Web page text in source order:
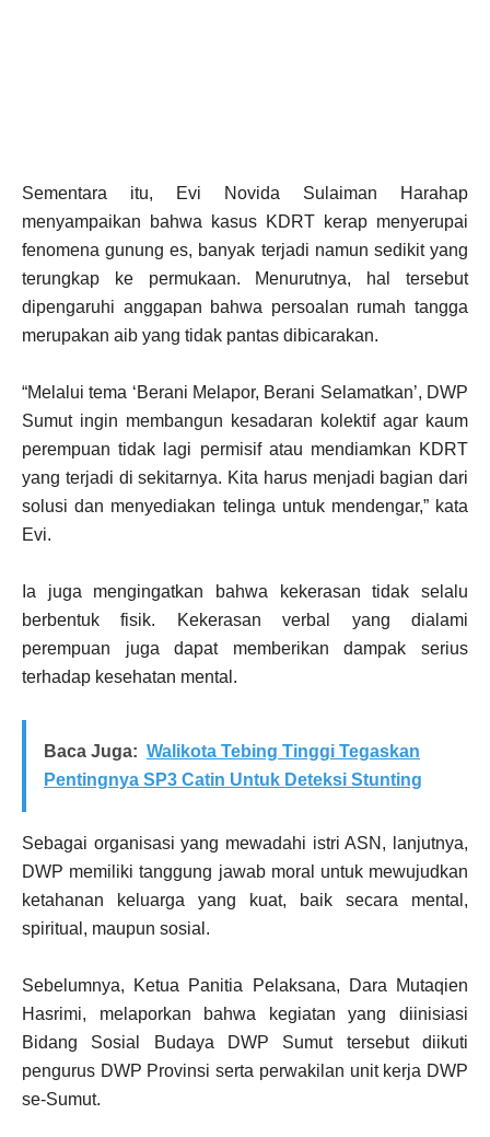
Sementara itu, Evi Novida Sulaiman Harahap
menyampaikan bahwa kasus KDRT kerap menyerupai
fenomena gunung es, banyak terjadi namun sedikit yang
terungkap ke permukaan. Menurutnya, hal tersebut
dipengaruhi anggapan bahwa persoalan rumah tangga
merupakan aib yang tidak pantas dibicarakan.
“Melalui tema ‘Berani Melapor, Berani Selamatkan’, DWP
Sumut ingin membangun kesadaran kolektif agar kaum
perempuan tidak lagi permisif atau mendiamkan KDRT
yang terjadi di sekitarnya. Kita harus menjadi bagian dari
solusi dan menyediakan telinga untuk mendengar,” kata
Evi.
Ia juga mengingatkan bahwa kekerasan tidak selalu
berbentuk fisik. Kekerasan verbal yang dialami
perempuan juga dapat memberikan dampak serius
terhadap kesehatan mental.
Baca Juga: Walikota Tebing Tinggi Tegaskan
Pentingnya SP3 Catin Untuk Deteksi Stunting
Sebagai organisasi yang mewadahi istri ASN, lanjutnya,
DWP memiliki tanggung jawab moral untuk mewujudkan
ketahanan keluarga yang kuat, baik secara mental,
spiritual, maupun sosial.
Sebelumnya, Ketua Panitia Pelaksana, Dara Mutaqien
Hasrimi, melaporkan bahwa kegiatan yang diinisiasi
Bidang Sosial Budaya DWP Sumut tersebut diikuti
pengurus DWP Provinsi serta perwakilan unit kerja DWP
se-Sumut.